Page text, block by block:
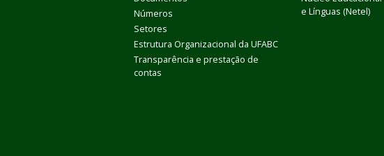
Números
Setores
Estrutura Organizacional da UFABC
Transparência e prestação de
contas
e Línguas (Netel)